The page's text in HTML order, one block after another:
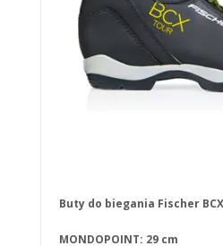
Buty do biegania Fischer
MONDOPOINT: 29 cm